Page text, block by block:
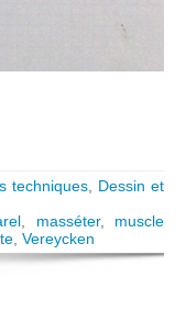
techniques
Dessin et
masséter, muscle
Vereycken